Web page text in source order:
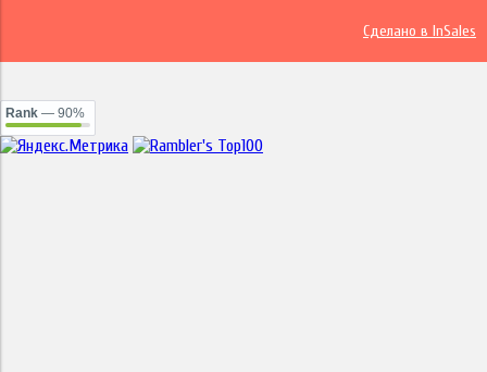
Сделано в InSales
Rank — 90%